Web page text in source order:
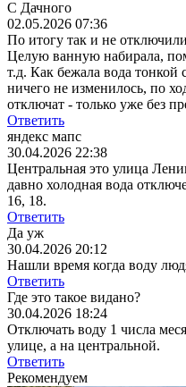
С Дачного
02.05.2026 07:36
По итогу так и не
Целую ванную набирала,
т.д. Как бежала вода тонкой
ничего не изменилось, по
отключат - только уже без
Ответить
яндекс мапс
30.04.2026 22:38
Центральная это улица
давно холодная вода
16, 18.
Ответить
Да уж
30.04.2026 20:12
Нашли время когда воду
Ответить
Где это такое видано?
30.04.2026 18:24
Отключать воду 1 числа
улице, а на центральной.
Ответить
Рекомендуем